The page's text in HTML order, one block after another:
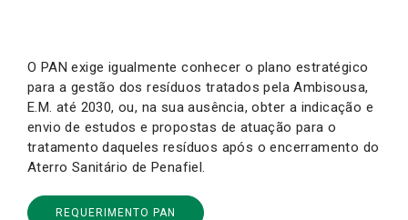
O PAN exige igualmente conhecer o plano estratégico
para a gestão dos resíduos tratados pela Ambisousa,
E.M. até 2030, ou, na sua ausência, obter a indicação e
envio de estudos e propostas de atuação para o
tratamento daqueles resíduos após o encerramento do
Aterro Sanitário de Penafiel.
REQUERIMENTO PAN